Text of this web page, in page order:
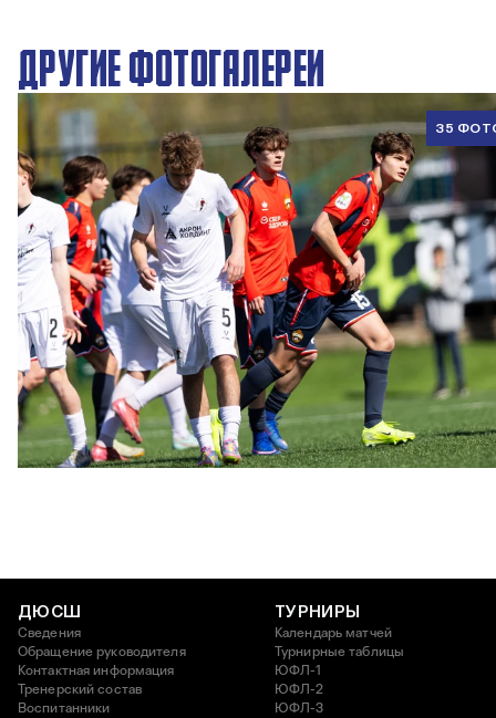
ДРУГИЕ ФОТОГАЛЕРЕИ
35
ЮФЛ U17 | ПФК ЦСКА - Акрон - Академия Коноплёва
26 АПРЕЛЯ 2026 18:11
ДЮСШ
Сведения
Обращение руководителя
Контактная информация
Тренерский состав
Воспитанники
ТУРНИРЫ
Календарь матчей
Турнирные таблицы
ЮФЛ-1
ЮФЛ-2
ЮФЛ-3